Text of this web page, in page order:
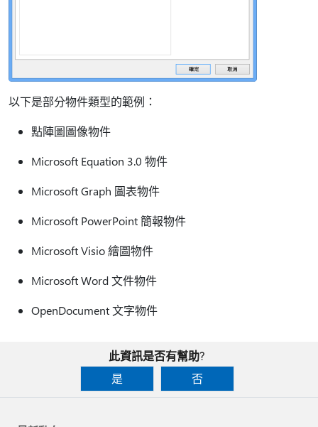
以下是部分物件類型的範例：
點陣圖圖像物件
Microsoft Equation 3.0 物件
Microsoft Graph 圖表物件
Microsoft PowerPoint 簡報物件
Microsoft Visio 繪圖物件
Microsoft Word 文件物件
OpenDocument 文字物件
此資訊是否有幫助?
是
否